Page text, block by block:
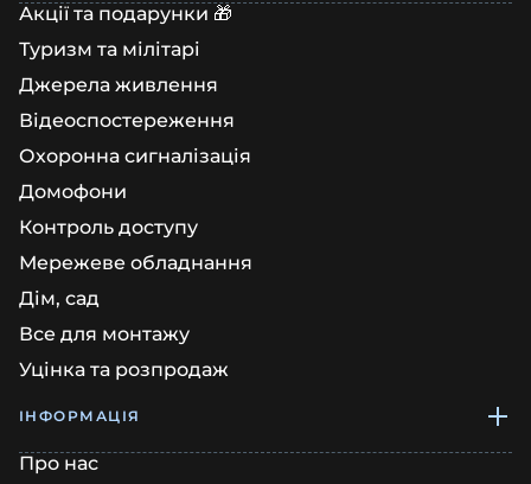
Акції та подарунки 🎁
Туризм та мілітарі
Джерела живлення
Відеоспостереження
Охоронна сигналізація
Домофони
Контроль доступу
Мережеве обладнання
Дім, сад
Все для монтажу
Уцінка та розпродаж
ІНФОРМАЦІЯ
Про нас